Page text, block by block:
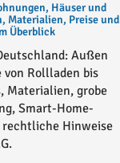
Häuser und
Materialien, Preise und
Überblick
Außen
von Rollladen bis
Materialien, grobe
Smart-Home-
Hinweise